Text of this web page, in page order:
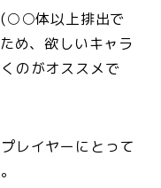
(○○体以上排出で
め、欲しいキャラ
のがオススメで
レイヤーにとって